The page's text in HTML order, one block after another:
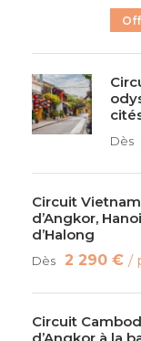
Dès
Circuit
d’Angkor,
d’Halong
Dès 2 290 € /
Circuit
d’Angkor à la